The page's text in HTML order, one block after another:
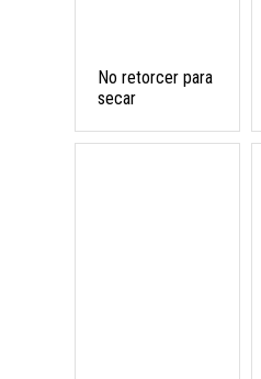
No retorcer para
secar